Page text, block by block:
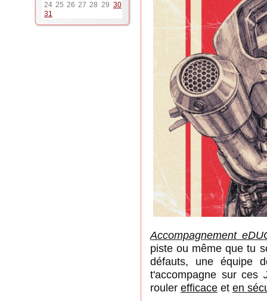
24 25 26 27 28 29 30
31
Accompagnement
piste ou même que tu
défauts, une équipe
t'accompagne sur ces
rouler efficace et en